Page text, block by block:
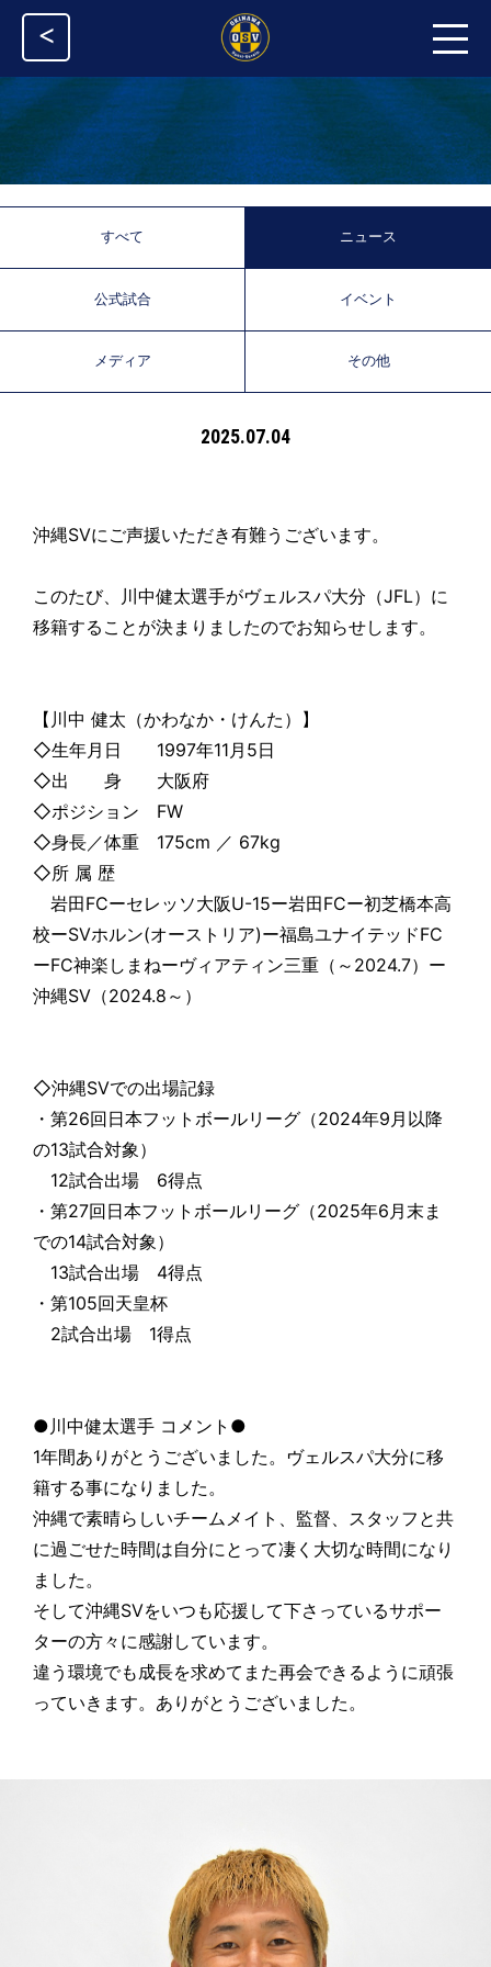
<
すべて ニュース
公式試合 イベント
メディア その他
2025.07.04
沖縄SVにご声援いただき有難うございます。
このたび、川中健太選手がヴェルスパ大分（JFL）に
移籍することが決まりましたのでお知らせします。
【川中 健太（かわなか・けんた）】
◇生年月日 1997年11月5日
◇出 身 大阪府
◇ポジション FW
◇身長／体重 175cm ／ 67kg
◇所 属 歴
岩田FCーセレッソ大阪U-15ー岩田FCー初芝橋本高
校ーSVホルン(オーストリア)ー福島ユナイテッドFC
ーFC神楽しまねーヴィアティン三重（～2024.7）ー
沖縄SV（2024.8～）
◇沖縄SVでの出場記録
・第26回日本フットボールリーグ（2024年9月以降
の13試合対象）
12試合出場 6得点
・第27回日本フットボールリーグ（2025年6月末ま
での14試合対象）
13試合出場 4得点
・第105回天皇杯
2試合出場 1得点
●川中健太選手 コメント●
1年間ありがとうございました。ヴェルスパ大分に移
籍する事になりました。
沖縄で素晴らしいチームメイト、監督、スタッフと共
に過ごせた時間は自分にとって凄く大切な時間になり
ました。
そして沖縄SVをいつも応援して下さっているサポー
ターの方々に感謝しています。
違う環境でも成長を求めてまた再会できるように頑張
っていきます。ありがとうございました。